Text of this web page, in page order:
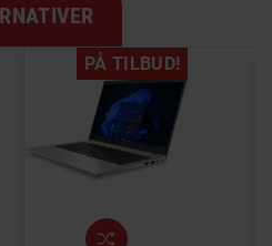
PÅ TILBUD!